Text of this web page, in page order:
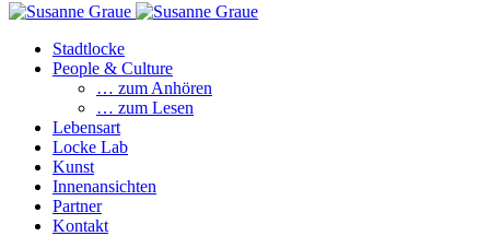
Stadtlocke
People & Culture
… zum Anhören
… zum Lesen
Lebensart
Locke Lab
Kunst
Innenansichten
Partner
Kontakt